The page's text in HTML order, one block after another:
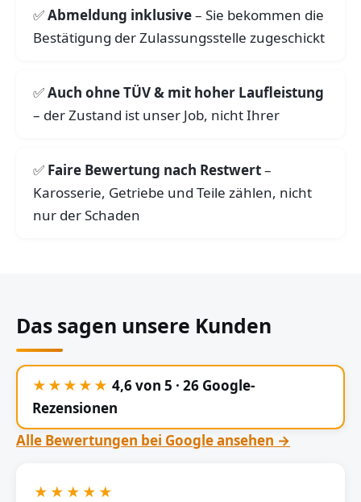
Abmeldung inklusive– Sie bekommen die
Bestätigung der Zulassungsstelle zugeschickt
Auch ohne TÜV & mit hoher Laufleistung
– der Zustand ist unser Job, nicht Ihrer
Faire Bewertung nach Restwert–
Karosserie, Getriebe und Teile zählen, nicht
nur der Schaden
Das sagen unsere Kunden
★★★★★ 4,6 von 5 · 26 Google-
Rezensionen
Alle Bewertungen bei Google ansehen →
★★★★★